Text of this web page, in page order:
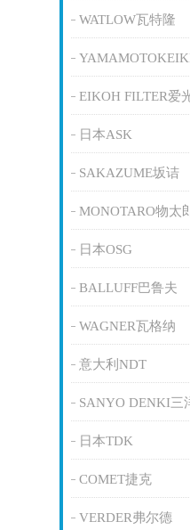
WATLOW瓦特隆
EIKOH FILTER爱
日本ASK
SAKAZUME坂诘
MONOTARO物太
日本OSG
BALLUFF巴鲁夫
WAGNER瓦格纳
意大利NDT
SANYO DENKI三
日本TDK
COMET捷克
VERDER弗尔德